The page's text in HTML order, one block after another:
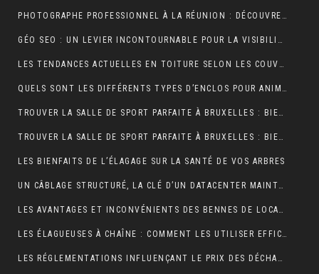
PHOTOGRAPHE PROFESSIONNEL À LA RÉUNION : DÉCOUVREZ L’EXPÉRIENCE UNIQUE D’UNE SÉANCE PHOTO EN STUDIO
GÉO SEO : UN LEVIER INCONTOURNABLE POUR LA VISIBILITÉ LOCALE
LES TENDANCES ACTUELLES EN TOITURE SELON LES COUVREURS EXPÉRIMENTÉS
QUELS SONT LES DIFFÉRENTS TYPES D’ENCLOS POUR ANIMAUX ?
TROUVER LA SALLE DE SPORT PARFAITE À BRUXELLES : BIEN PLUS QU’UNE QUESTION D’ADRESSE
TROUVER LA SALLE DE SPORT PARFAITE À BRUXELLES : BIEN PLUS QU’UNE QUESTION D’ADRESSE
LES BIENFAITS DE L’ÉLAGAGE SUR LA SANTÉ DE VOS ARBRES
UN CÂBLAGE STRUCTURÉ, LA CLÉ D’UN DATACENTER MAINTENABLE
LES AVANTAGES ET INCONVÉNIENTS DES BENNES DE LOCATION À PRIX RÉDUIT
LES ÉLAGUEUSES À CHAÎNE : COMMENT LES UTILISER EFFICACEMENT
LES RÉGLEMENTATIONS INFLUENÇANT LE PRIX DES DÉCHARGES DE BENNE